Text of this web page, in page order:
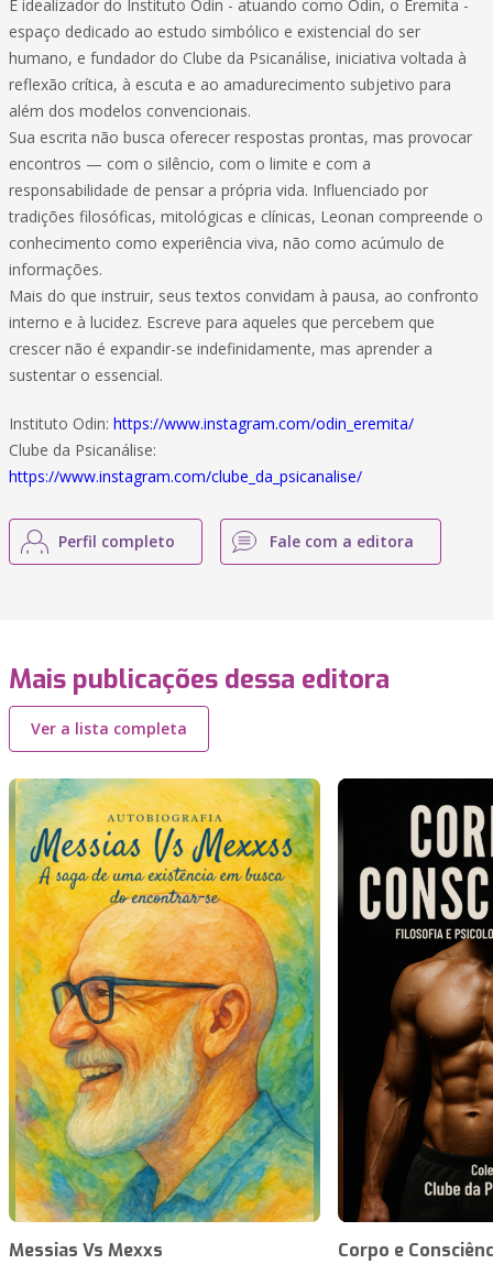
É idealizador do Instituto Odin - atuando como Odin, o Eremita -
espaço dedicado ao estudo simbólico e existencial do ser
humano, e fundador do Clube da Psicanálise, iniciativa voltada à
reflexão crítica, à escuta e ao amadurecimento subjetivo para
além dos modelos convencionais.
Sua escrita não busca oferecer respostas prontas, mas provocar
encontros — com o silêncio, com o limite e com a
responsabilidade de pensar a própria vida. Influenciado por
tradições filosóficas, mitológicas e clínicas, Leonan compreende o
conhecimento como experiência viva, não como acúmulo de
informações.
Mais do que instruir, seus textos convidam à pausa, ao confronto
interno e à lucidez. Escreve para aqueles que percebem que
crescer não é expandir-se indefinidamente, mas aprender a
sustentar o essencial.
Instituto Odin: https://www.instagram.com/odin_eremita/
Clube da Psicanálise:
https://www.instagram.com/clube_da_psicanalise/
Perfil completo Fale com a editora
Mais publicações dessa editora
Ver a lista completa
Messias Vs Mexxs Corpo e